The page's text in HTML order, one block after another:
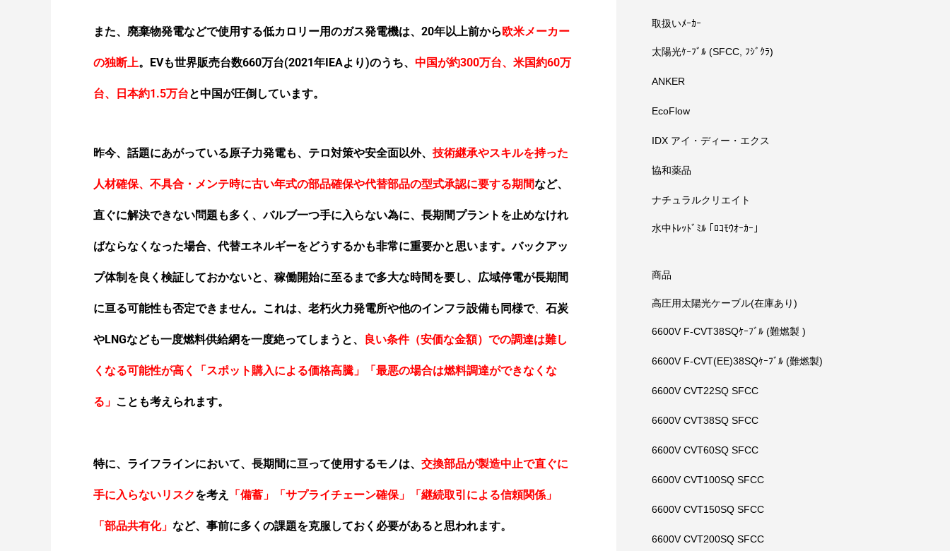
また、廃棄物発電などで使用する低カロリー用のガス発電機は、20年以上前から欧米メーカー
の独断上。EVも世界販売台数660万台(2021年IEAより)のうち、 中国が約300万台、米国約60万
台、日本約1.5万台と中国が圧倒しています。
昨今、話題にあがっている原子力発電も、テロ対策や安全面以外、 技術継承やスキルを持った
人材確保、不具合・メンテ時に古い年式の部品確保や代替部品の型式承認に要する期間など、
直ぐに解決できない問題も多く、バルブ一つ手に入らない為に、長期間プラントを止めなけれ
ばならなくなった場合、代替エネルギーをどうするかも非常に重要かと思います。バックアッ
プ体制を良く検証しておかないと、稼働開始に至るまで多大な時間を要し、広域停電が長期間
に亘る可能性も否定できません。 これは、老朽火力発電所や他のインフラ設備も同様で、 石炭
やLNGなども一度燃料供給網を一度絶ってしまうと、 良い条件（安価な金額）での調達は難し
くなる可能性が高く「スポット購入による価格高騰」「最悪の場合は燃料調達ができなくな
る 」 ことも考えられます。
特に、ライフラインにおいて、 長期間に亘って使用するモノは、 交換部品が製造中止で直ぐに
手に入らないリスクを考え 「備蓄」「サプライチェーン確保」「継続取引による信頼関係」
「部品共有化」 など、事前に多くの課題を克服しておく 必要があると思われます。
取扱いﾒｰｶｰ
太陽光ｹｰﾌﾞﾙ (SFCC, ﾌｼﾞｸﾗ)
ANKER
EcoFlow
IDX アイ・ディー・エクス
協和薬品
ナチュラルクリエイト
水中ﾄﾚｯﾄﾞﾐﾙ ｢ﾛｺﾓｳｵｰｶｰ」
商品
高圧用太陽光ケーブル(在庫あり)
6600V F-CVT38SQｹｰﾌﾞﾙ (難燃製 )
6600V F-CVT(EE)38SQｹｰﾌﾞﾙ (難燃製)
6600V CVT22SQ SFCC
6600V CVT38SQ SFCC
6600V CVT60SQ SFCC
6600V CVT100SQ SFCC
6600V CVT150SQ SFCC
6600V CVT200SQ SFCC